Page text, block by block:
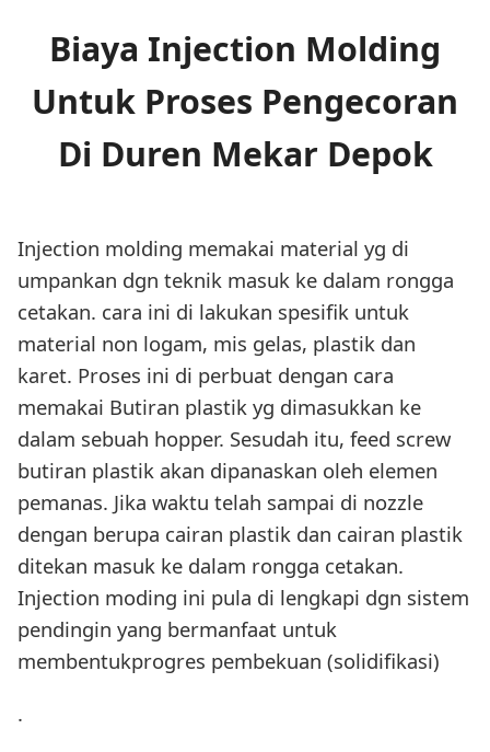
Biaya Injection Molding
Untuk Proses Pengecoran
Di Duren Mekar Depok
Injection molding memakai material yg di
umpankan dgn teknik masuk ke dalam rongga
cetakan. cara ini di lakukan spesifik untuk
material non logam, mis gelas, plastik dan
karet. Proses ini di perbuat dengan cara
memakai Butiran plastik yg dimasukkan ke
dalam sebuah hopper. Sesudah itu, feed screw
butiran plastik akan dipanaskan oleh elemen
pemanas. Jika waktu telah sampai di nozzle
dengan berupa cairan plastik dan cairan plastik
ditekan masuk ke dalam rongga cetakan.
Injection moding ini pula di lengkapi dgn sistem
pendingin yang bermanfaat untuk
membentukprogres pembekuan (solidifikasi)
.